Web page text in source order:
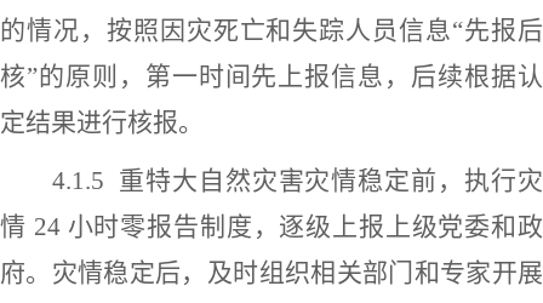
的情况，按照因灾死亡和失踪人员信息“先报后
核”的原则，第一时间先上报信息，后续根据认
定结果进行核报。
4.1.5 重特大自然灾害灾情稳定前 ，执行灾
情 24 小时零报告制度，逐级上报上级党委和政
府。灾情稳定后，及时组织相关部门和专家开展